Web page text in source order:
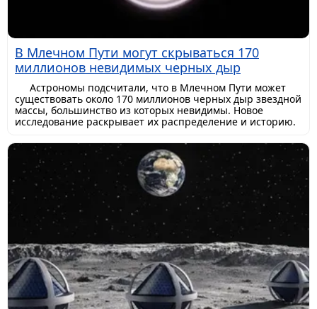
В Млечном Пути могут скрываться 170
миллионов невидимых черных дыр
Астрономы подсчитали, что в Млечном Пути может
существовать около 170 миллионов черных дыр звездной
массы, большинство из которых невидимы. Новое
исследование раскрывает их распределение и историю.